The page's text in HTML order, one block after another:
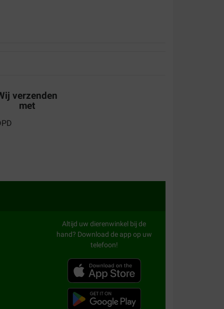
verzenden
met
Altijd uw dierenwinkel bij de
hand? Download de app op uw
telefoon!